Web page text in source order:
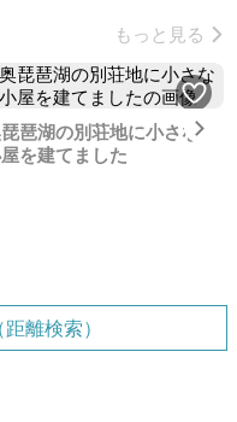
もっと見る
琶湖の別荘地に小さな
を建てました
離検索）